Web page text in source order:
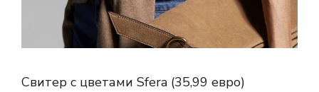
Свитер с цветами Sfera (35,99 евро)